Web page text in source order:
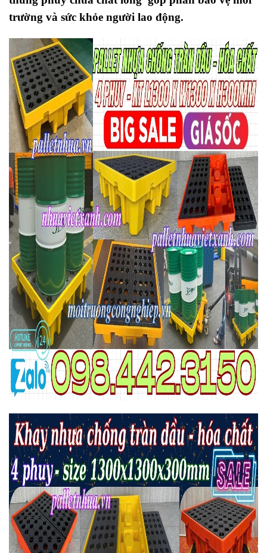
trường và sức khỏe người lao động.